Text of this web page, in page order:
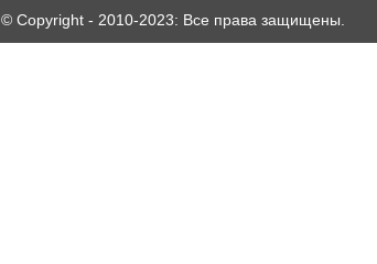
© Copyright - 2010-2023: Все права защищены.